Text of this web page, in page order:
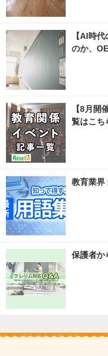
【AI時
のか、
【8月開
覧はこち
教育業界
保護者か